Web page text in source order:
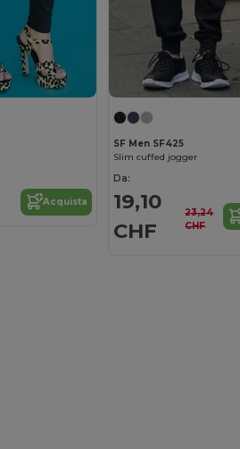
Acquista
SF Men SF425
Slim cuffed jogger
Da:
19,10
CHF
23,24
CHF